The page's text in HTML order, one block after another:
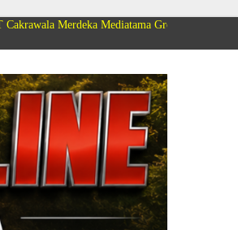
Mediatama Group Mengucapkan Selamat